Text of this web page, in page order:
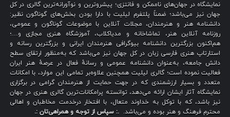
نمایشگاه در جهان‌های ناممکن و فانتزی؛ پیشروترین و نوآورانه‌ترین گالری در کل
جهان نیز می‌باشد؛ ضمناً پلتفرم لیلیت با دارا بودن بخش‌های گوناگون نظیر:
دانشنامه هنر و هنرمندان، مجلات آنلاین با موضوعات گوناگون و عمومی،
روزنامه آنلاین هنر، تماشاخانه و مدیاکلاب، آموزشگاه هنری مجازی و…؛
هم‌اکنون بزرگترین دانشنامه بیوگرافی هنرمندان ایرانی و بزرگترین رسانه و
استارتاپ هنری فارسی زبان در کل جهان نیز می‌باشد که به‌منظور ارتقای سطح
دانش جامعه، به‌عنوان دانشنامه عمومی و رسانهٔ فعال در عرصهٔ هنر ایران
فعالیت نموده است؛ گالری لیلیت همچنین علاوه‌بر تمامی این موارد، با امکانات
متعدد و بسیار ارزشمندی که در جهت حمایت از هنرمندان گرامی در برگزاری
نمایشگاه آثار ایشان ارائه می‌دهد، توانسته پرامکانات‌ترین گالری هنری در جهان
نیز باشد، که با توکل به خداوند متعال، با افتخار درخدمت مخاطبان و اهالی
محترم فرهنگ و هنر بوده و می‌باشد. .: سپاس از توجه و همراهی‌تان :.